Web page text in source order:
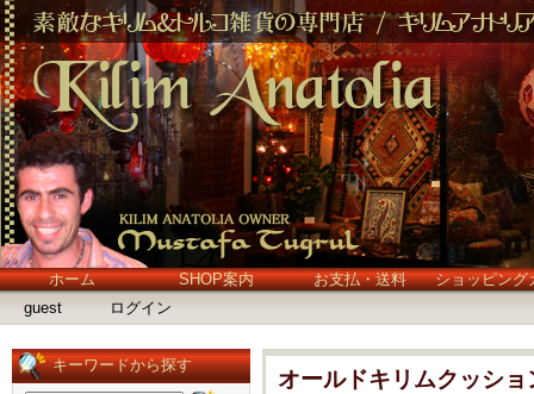
ホーム SHOP案内 お支払・送料
ショッピング
guest
ログイン
キーワードから探す
オールドキリムクッショ